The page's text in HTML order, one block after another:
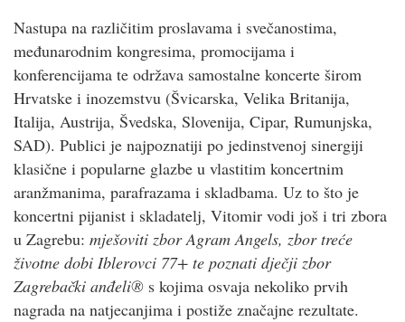
Nastupa na različitim proslavama i svečanostima,
međunarodnim kongresima, promocijama i
konferencijama te održava samostalne koncerte širom
Hrvatske i inozemstvu (Švicarska, Velika Britanija,
Italija, Austrija, Švedska, Slovenija, Cipar, Rumunjska,
SAD). Publici je najpoznatiji po jedinstvenoj sinergiji
klasične i popularne glazbe u vlastitim koncertnim
aranžmanima, parafrazama i skladbama. Uz to što je
koncertni pijanist i skladatelj, Vitomir vodi još i tri zbora
u Zagrebu: mješoviti zbor Agram Angels, zbor treće
životne dobi Iblerovci 77+ te poznati dječji zbor
Zagrebački anđeli® s kojima osvaja nekoliko prvih
nagrada na natjecanjima i postiže značajne rezultate.